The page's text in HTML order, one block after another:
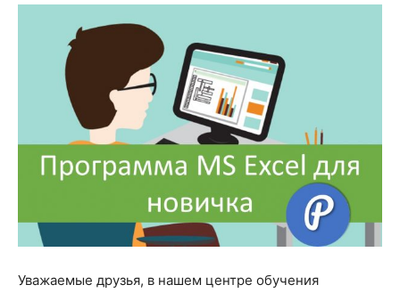
Уважаемые друзья, в нашем центре обучения